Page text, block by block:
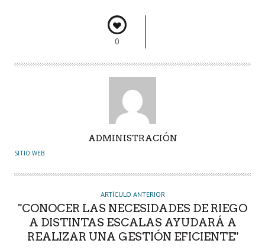
0
U
O
ADMINISTRACIÓN
SITIO WEB
ARTÍCULO ANTERIOR
"CONOCER LAS NECESIDADES DE RIEGO
A DISTINTAS ESCALAS AYUDARÁ A
REALIZAR UNA GESTIÓN EFICIENTE"